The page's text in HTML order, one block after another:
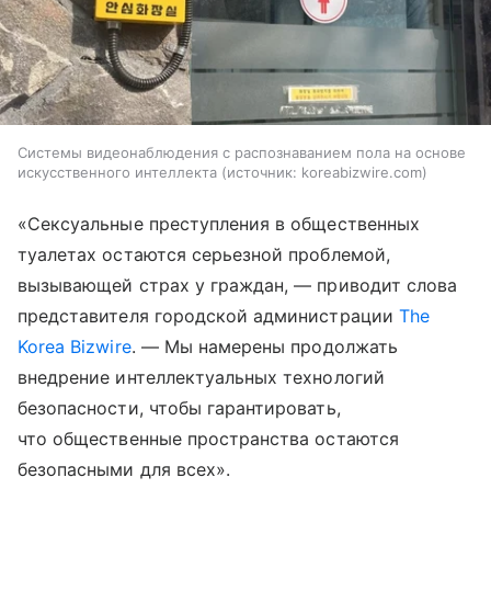
Системы видеонаблюдения с распознаванием пола на основе
искусственного интеллекта
источник: koreabizwire.com
«Сексуальные преступления в общественных
туалетах остаются серьезной проблемой,
вызывающей страх у граждан, — приводит слова
представителя городской администрации The
Korea Bizwire. — Мы намерены продолжать
внедрение интеллектуальных технологий
безопасности, чтобы гарантировать,
что общественные пространства остаются
безопасными для всех».